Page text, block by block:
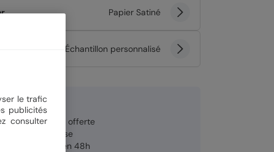
Papier Satiné
Échantillon personnalisé
blanche offerte
française
rapide en 48h
le trafic
publicités
consulter